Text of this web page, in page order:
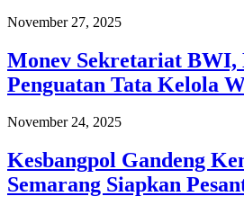
November 27, 2025
Monev Sekretariat BWI,
Penguatan Tata Kelola
November 24, 2025
Kesbangpol Gandeng
Semarang Siapkan